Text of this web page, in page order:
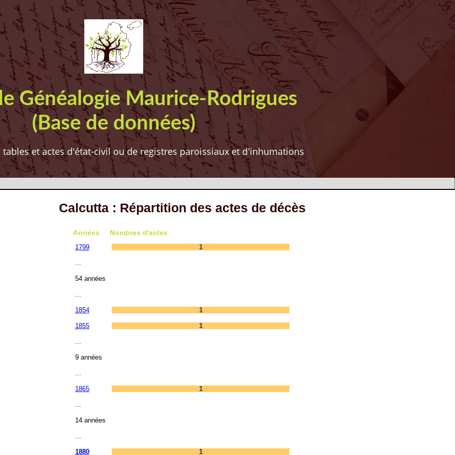
Généalogie Maurice-Rodrigues
(Base de données)
et actes d'état-civil ou de registres paroissiaux et d'inhumations
Calcutta : Répartition des actes de décès
Années Nombres d'actes
1799 1
54 années
1854 1
1855 1
9 années
1865 1
14 années
1880 1